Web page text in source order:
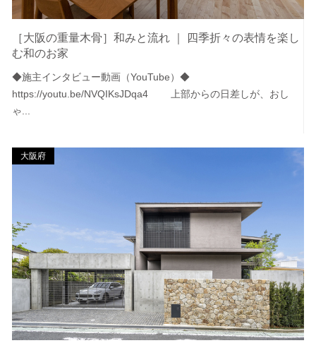
［大阪の重量木骨］和みと流れ ｜ 四季折々の表情を楽し
む和のお家
◆施主インタビュー動画（YouTube）◆
https://youtu.be/NVQIKsJDqa4 上部からの日差しが、おし
ゃ...
大阪府